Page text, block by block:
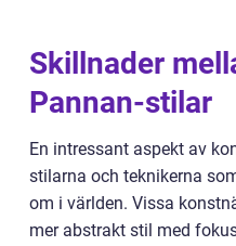
Skillnader
Pannan-stilar
En intressant aspekt av
stilarna och teknikerna
om i världen. Vissa
mer abstrakt stil med